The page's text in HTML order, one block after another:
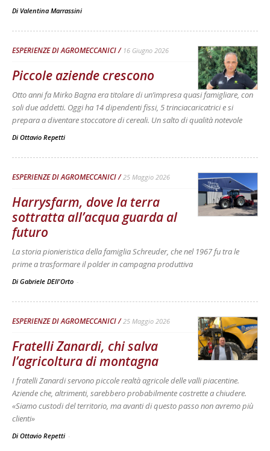
Di Valentina Marrassini
ESPERIENZE DI AGROMECCANICI 16 Giugno 2026
Piccole aziende crescono
Otto anni fa Mirko Bagna era titolare di un’impresa quasi famigliare, con
soli due addetti. Oggi ha 14 dipendenti fissi, 5 trinciacaricatrici e si
prepara a diventare stoccatore di cereali. Un salto di qualità notevole
Di Ottavio Repetti
ESPERIENZE DI AGROMECCANICI 25 Maggio 2026
Harrysfarm, dove la terra
sottratta all’acqua guarda al
futuro
La storia pionieristica della famiglia Schreuder, che nel 1967 fu tra le
prime a trasformare il polder in campagna produttiva
Di Gabriele DEll'Orto -
ESPERIENZE DI AGROMECCANICI 25 Maggio 2026
Fratelli Zanardi, chi salva
l’agricoltura di montagna
I fratelli Zanardi servono piccole realtà agricole delle valli piacentine.
Aziende che, altrimenti, sarebbero probabilmente costrette a chiudere.
«Siamo custodi del territorio, ma avanti di questo passo non avremo più
clienti»
Di Ottavio Repetti -